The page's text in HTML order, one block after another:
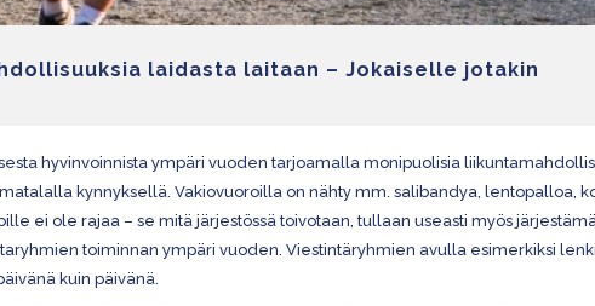
laidasta laitaan – Jokaiselle jotakin
hyvinvoinnista ympäri vuoden tarjoamalla monipuolisia
kynnyksellä. Vakiovuoroilla on nähty mm. salibandya, lentopalloa,
ei ole rajaa – se mitä järjestössä toivotaan, tullaan useasti myös
toiminnan ympäri vuoden. Viestintäryhmien avulla esimerkiksi
kuin päivänä.